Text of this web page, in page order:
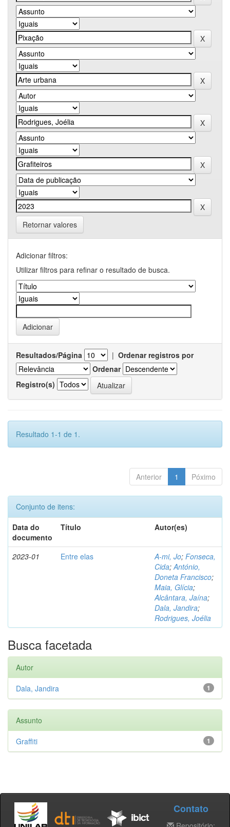
Retornar valores
Adicionar filtros:
Utilizar filtros para refinar o resultado de busca.
Resultados/Página | Ordenar registros por
Ordenar
Registro(s)
Resultado 1-1 de 1.
Anterior 1 Póximo
Conjunto de itens:
Data do
documento
Título Autor(es)
2023-01 Entre elas A-mi, Jo; Fonseca,
Cida;António,
Doneta Francisco;
Maia, Glícia;
Alcântara, Jaína;
Dala, Jandira;
Rodrigues, Joélia
Busca facetada
Autor
1
Dala, Jandira
Assunto
1
Graffiti
Contato